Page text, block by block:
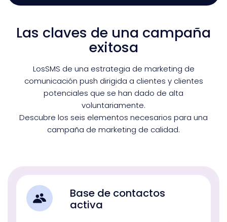
Las claves de una campaña
exitosa
LosSMS de una estrategia de marketing de
comunicación push dirigida a clientes y clientes
potenciales que se han dado de alta
voluntariamente.
Descubre los seis elementos necesarios para una
campaña de marketing de calidad.
Base de contactos
activa